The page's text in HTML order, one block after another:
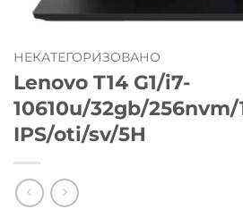
НЕКАТЕГОРИЗОВАНО
Lenovo T14 G1/i7-
10610u/32gb/256nvm/
IPS/oti/sv/5H